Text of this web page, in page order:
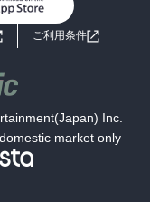
ラノベ
わせ
ご利用条件
Inc.
market only